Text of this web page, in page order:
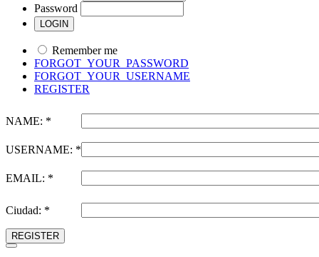
Password
Remember me
FORGOT_YOUR_PASSWORD
FORGOT_YOUR_USERNAME
REGISTER
NAME: *
USERNAME: *
EMAIL: *
Ciudad: *
REGISTER